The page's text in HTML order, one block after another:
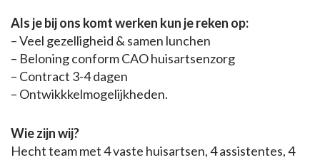
Als je bij ons komt werken kun je reken op:
– Veel gezelligheid & samen lunchen
– Beloning conform CAO huisartsenzorg
– Contract 3-4 dagen
– Ontwikkkelmogelijkheden.
Wie zijn wij?
Hecht team met 4 vaste huisartsen, 4 assistentes, 4